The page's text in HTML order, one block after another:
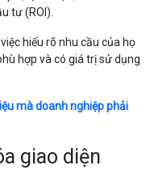
tư (ROI).
hiểu rõ nhu cầu của họ
hợp và có giá trị sử dụng
mà doanh nghiệp phải
giao diện